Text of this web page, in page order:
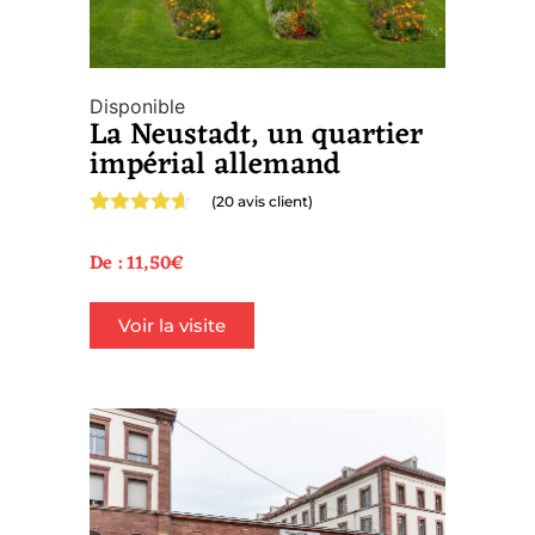
Disponible
La Neustadt, un quartier
impérial allemand
basé sur
client
(20 avis client)
De :11,50€
Voir la visite